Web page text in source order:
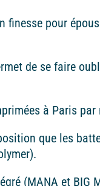
finesse pour
de se faire
à Paris par
que les
(MANA et BIG